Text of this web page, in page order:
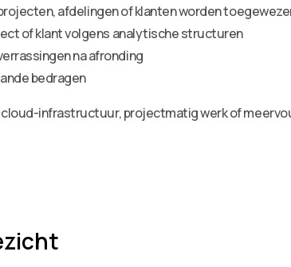
afdelingen of klanten worden
of klant volgens analytische structuren
na afronding
bedragen
infrastructuur, projectmatig werk of